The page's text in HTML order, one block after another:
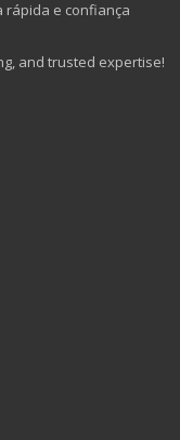
rápida e confiança
and trusted expertise!